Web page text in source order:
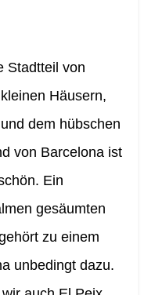
Stadtteil von
Häusern,
dem hübschen
von Barcelona ist
Ein
gesäumten
zu einem
unbedingt dazu.